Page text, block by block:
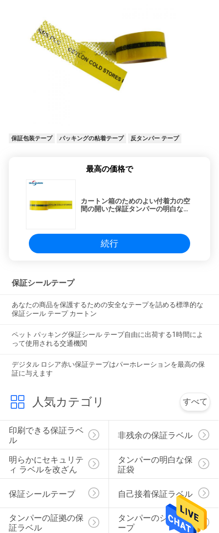
保証包装テープ パッキングの粘着テープ 反タンパー テープ
最高の価格で
カートン箱のためのよい付着力の空
間の開いた保証タンパーの明白な密
続行
保証シールテープ
あなたの商品を保護するための安全なテープを詰める標準的な
保証シール テープ カートン
ペット パッキング保証シール テープ自由に出荷する1時間によ
って使用される交通機関
デジタル ロシア赤い保証テープはパーホレーションを最高の保
証に与えます
人気カテゴリ すべて
印刷できる保証ラベ
ル
非残余の保証ラベル
明らかにセキュリテ
ィ ラベルを改ざん
タンパーの明白な保
証袋
保証シールテープ 自己接着保証ラベル
タンパーの証拠の保
証ラベル
タンパーのシール テ
ープ